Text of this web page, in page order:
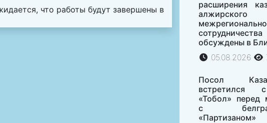
что работы будут завершены в
расширения
алжирского
сотрудничества
обсуждены в
05.08.2026
Посол
«Тобол» перед
с
«Партизаном»